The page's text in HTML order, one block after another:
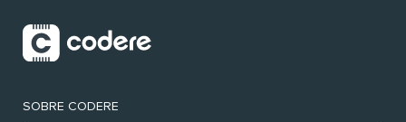
SOBRE CODERE